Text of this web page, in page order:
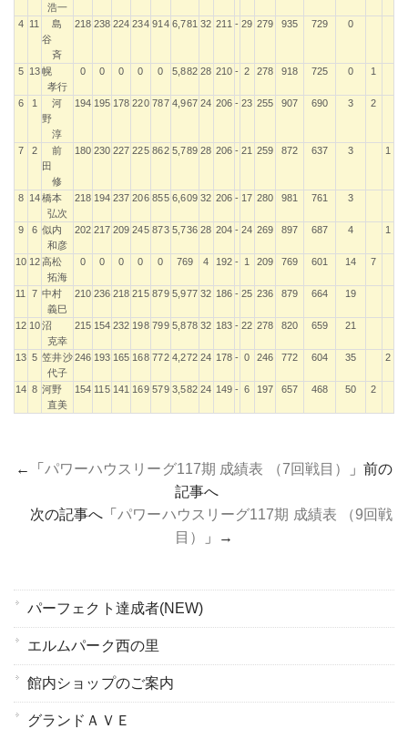
浩一
4 11
島
谷
斉
218 238 224 234 914 6,781 32 211 - 29 279 935 729 0
5 13幌
孝行
0 0 0 0 0 5,882 28 210 - 2 278 918 725 0 1
6 1
河
野
淳
194 195 178 220 787 4,967 24 206 - 23 255 907 690 3 2
7 2
前
田
修
180 230 227 225 862 5,789 28 206 - 21 259 872 637 3 1
8 14橋本
弘次
218 194 237 206 855 6,609 32 206 - 17 280 981 761 3
9 6 似内
和彦
202 217 209 245 873 5,736 28 204 - 24 269 897 687 4 1
10 12高松
拓海
0 0 0 0 0 769 4 192 - 1 209 769 601 14 7
11 7 中村
義巳
210 236 218 215 879 5,977 32 186 - 25 236 879 664 19
12 10沼
克幸
215 154 232 198 799 5,878 32 183 - 22 278 820 659 21
13 5 笠井沙
代子
246 193 165 168 772 4,272 24 178 - 0 246 772 604 35 2
14 8 河野
直美
154 115 141 169 579 3,582 24 149 - 6 197 657 468 50 2
←「 パワーハウスリーグ117期 成績表 （7回戦目）
」前の
記事へ
次の記事へ「パワーハウスリーグ117期 成績表 （9回戦
目）
」→
パーフェクト達成者(NEW)
エルムパーク西の里
館内ショップのご案内
グランドＡＶＥ